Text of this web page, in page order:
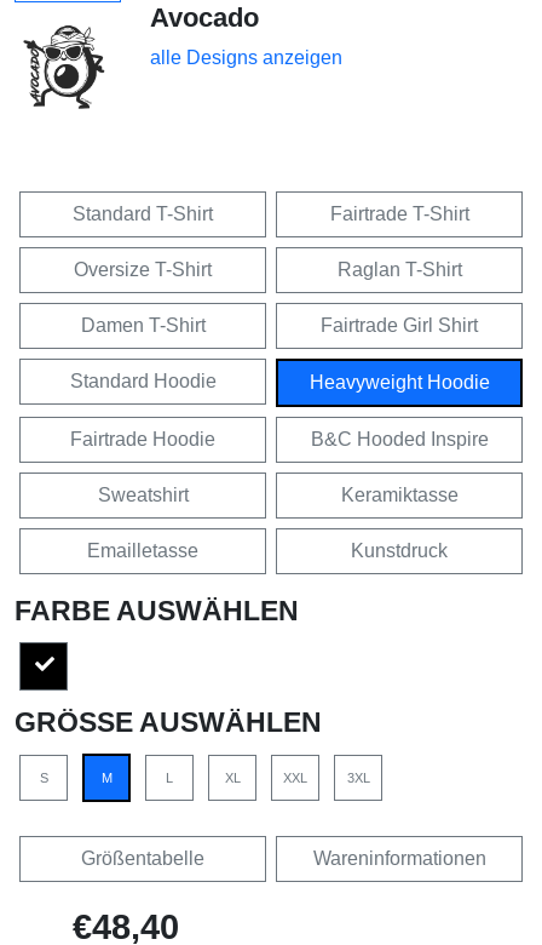
Avocado
alle Designs anzeigen
Standard T-Shirt Fairtrade T-Shirt
Oversize T-Shirt Raglan T-Shirt
Damen T-Shirt Fairtrade Girl Shirt
Standard Hoodie Heavyweight Hoodie
Fairtrade Hoodie B&C Hooded Inspire
Sweatshirt Keramiktasse
Emailletasse Kunstdruck
FARBE AUSWÄHLEN
GRÖSSE AUSWÄHLEN
S M L XL XXL 3XL
Größentabelle Wareninformationen
€48,40